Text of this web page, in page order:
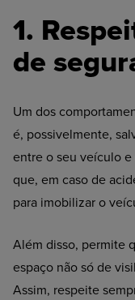
1.
de
Um dos
é, possivelmente,
entre o seu veículo e
que, em caso de
para imobilizar o
Além disso, permite
espaço não só de
Assim, respeite